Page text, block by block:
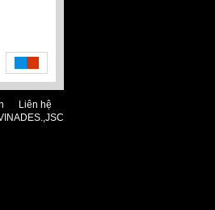
Liên hệ